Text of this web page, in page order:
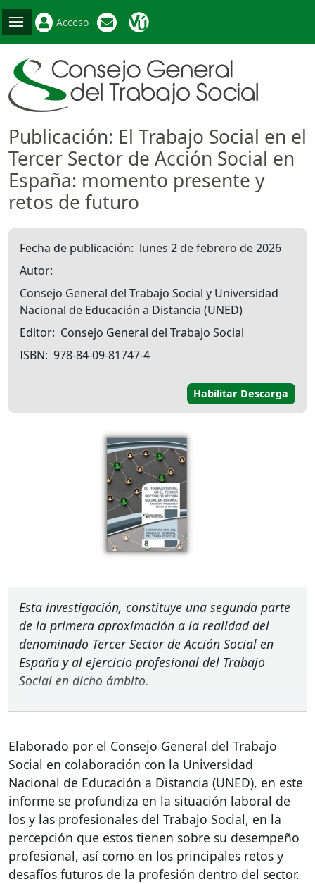
Acceso
Publicación: El Trabajo Social en el
Tercer Sector de Acción Social en
España: momento presente y
retos de futuro
Fecha de publicación
lunes 2 de febrero de 2026
Autor
Consejo General del Trabajo Social y Universidad
Nacional de Educación a Distancia (UNED)
Editor Consejo General del Trabajo Social
ISBN 978-84-09-81747-4
Habilitar Descarga
Esta investigación, constituye una segunda parte
de la primera aproximación a la realidad del
denominado Tercer Sector de Acción Social en
España y al ejercicio profesional del Trabajo
Social en dicho ámbito.
Elaborado por el Consejo General del Trabajo
Social en colaboración con la Universidad
Nacional de Educación a Distancia (UNED), en este
informe se profundiza en la situación laboral de
los y las profesionales del Trabajo Social, en la
percepción que estos tienen sobre su desempeño
profesional, así como en los principales retos y
desafíos futuros de la profesión dentro del sector.